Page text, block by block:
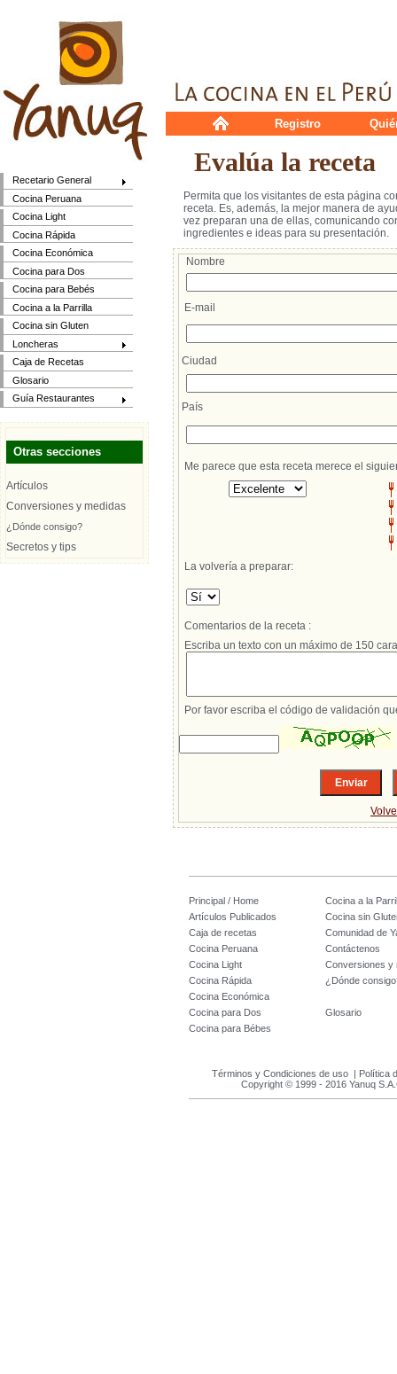
Recetario General
Cocina Peruana
Cocina Light
Cocina Rápida
Cocina Económica
Cocina para Dos
Cocina para Bebés
Cocina a la Parrilla
Cocina sin Gluten
Loncheras
Caja de Recetas
Glosario
Guía Restaurantes
Otras secciones
Artículos
Conversiones y medidas
¿Dónde consigo?
Secretos y tips
Registro
Evalúa la receta
Permita que los visitantes de esta página
receta. Es, además, la mejor manera de
vez preparan una de ellas, comunicando
ingredientes e ideas para su presentación.
Nombre
E-mail
Ciudad
País
Me parece que esta receta merece el
La volvería a preparar:
Comentarios de la receta :
Escriba un texto con un máximo de 150
Por favor escriba el código de validación
Principal / Home
Cocina a la
Artículos Publicados
Cocina sin
Caja de recetas
Comunidad de
Cocina Peruana
Contáctenos
Cocina Light
Conversiones y
Cocina Rápida
¿Dónde
Cocina Económica
Cocina para Dos
Glosario
Cocina para Bébes
Términos y Condiciones de uso| Política
Copyright © 1999 - 2016 Yanuq